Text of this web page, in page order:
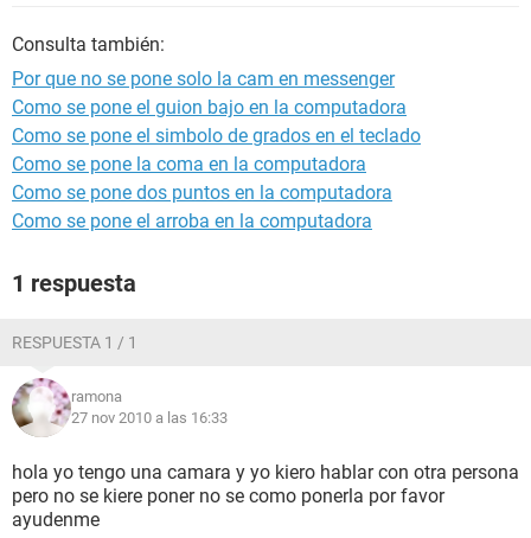
Consulta también:
Por que no se pone solo la cam en messenger
Como se pone el guion bajo en la computadora
Como se pone el simbolo de grados en el teclado
Como se pone la coma en la computadora
Como se pone dos puntos en la computadora
Como se pone el arroba en la computadora
1 respuesta
RESPUESTA 1 / 1
ramona
27 nov 2010 a las 16:33
hola yo tengo una camara y yo kiero hablar con otra persona
pero no se kiere poner no se como ponerla por favor
ayudenme